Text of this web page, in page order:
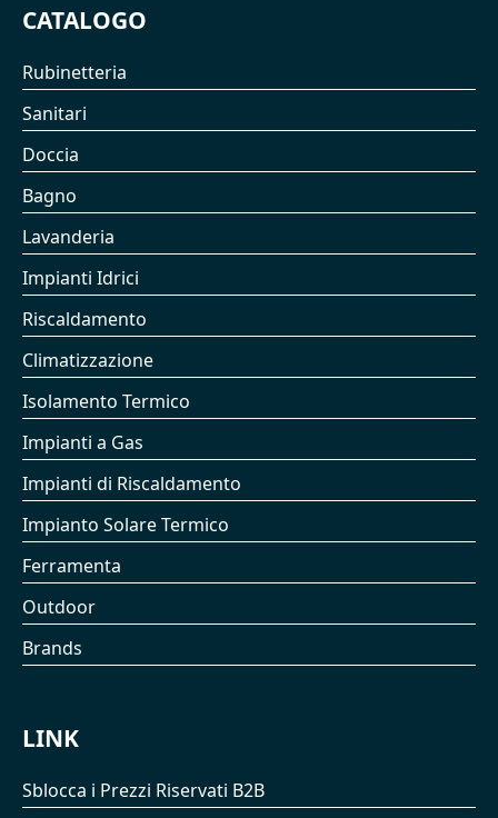
CATALOGO
Rubinetteria
Sanitari
Doccia
Bagno
Lavanderia
Impianti Idrici
Riscaldamento
Climatizzazione
Isolamento Termico
Impianti a Gas
Impianti di Riscaldamento
Impianto Solare Termico
Ferramenta
Outdoor
Brands
LINK
Sblocca i Prezzi Riservati B2B